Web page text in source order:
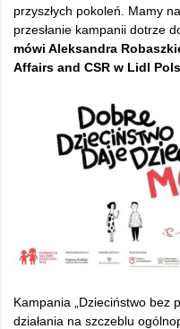
przyszłych pokoleń. Mamy
przesłanie kampanii dotrze
mówi Aleksandra
Affairs and CSR w Lidl
Kampania „Dzieciństwo bez
działania na szczeblu